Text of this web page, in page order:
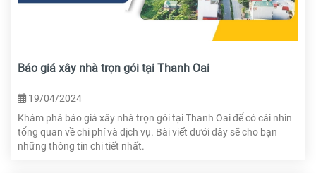
Báo giá xây nhà trọn gói tại Thanh Oai
19/04/2024
Khám phá báo giá xây nhà trọn gói tại Thanh Oai để có cái nhìn
tổng quan về chi phí và dịch vụ. Bài viết dưới đây sẽ cho bạn
những thông tin chi tiết nhất.